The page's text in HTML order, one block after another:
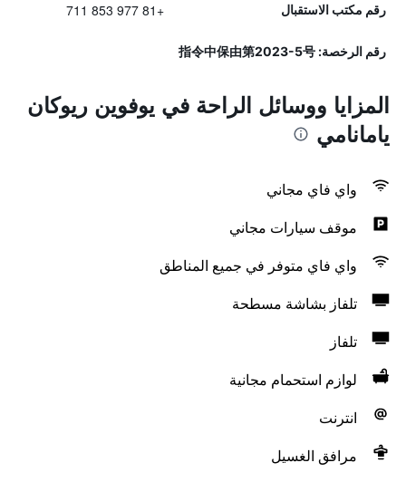
رقم مكتب الاستقبال +81 977 853 711
رقم الرخصة: 指令中保由第2023-5号
المزايا ووسائل الراحة في يوفوين ريوكان
يامانامي
واي فاي مجاني
موقف سيارات مجاني
واي فاي متوفر في جميع المناطق
تلفاز بشاشة مسطحة
تلفاز
لوازم استحمام مجانية
انترنت
مرافق الغسيل